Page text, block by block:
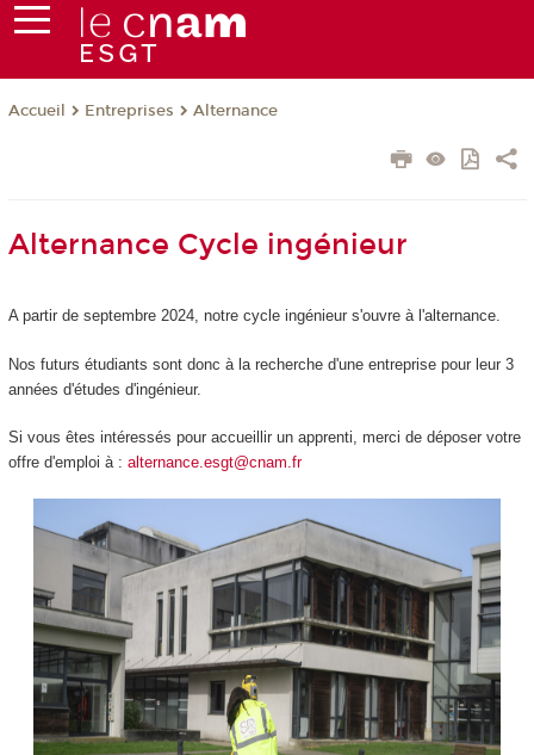
Accueil Entreprises Alternance
Alternance Cycle ingénieur
A partir de septembre 2024, notre cycle ingénieur s'ouvre à l'alternance.
Nos futurs étudiants sont donc à la recherche d'une entreprise pour leur 3
années d'études d'ingénieur.
Si vous êtes intéressés pour accueillir un apprenti, merci de déposer votre
offre d'emploi à : alternance.esgt@cnam.fr